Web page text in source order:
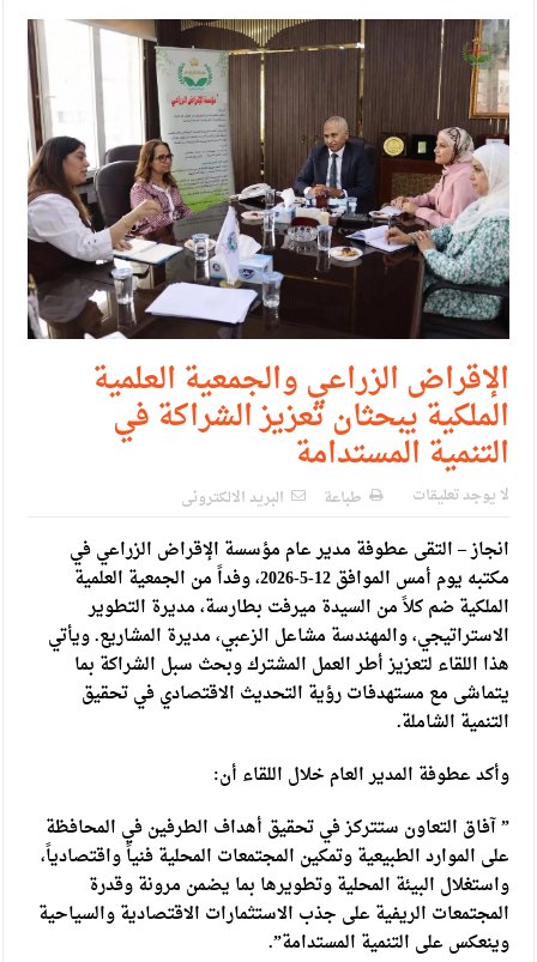
حزب التغيير يطلق فعاليات اعمال المدرسة الحزبية..صور
مدير مهرجان جرش.. نهج ميداني يؤمن بلغة الحوار والشراكة
الإقراض الزراعي والجمعية العلمية
الملكية يبحثان تعزيز الشراكة في
التنمية المستدامة
لا يوجد تعليقات طباعة البريد الالكترونى
انجاز – التقى عطوفة مدير عام مؤسسة الإقراض الزراعي في
مكتبه يوم أمس الموافق 12-5-2026، وفداً من الجمعية العلمية
الملكية ضم كلاً من السيدة ميرفت بطارسة، مديرة التطوير
الاستراتيجي، والمهندسة مشاعل الزعبي، مديرة المشاريع. ويأتي
هذا اللقاء لتعزيز أطر العمل المشترك وبحث سبل الشراكة بما
يتماشى مع مستهدفات رؤية التحديث الاقتصادي في تحقيق
التنمية الشاملة.
وأكد عطوفة المدير العام خلال اللقاء أن:
” آفاق التعاون ستتركز في تحقيق أهداف الطرفين في المحافظة
على الموارد الطبيعية وتمكين المجتمعات المحلية فنياً واقتصادياً،
واستغلال البيئة المحلية وتطويرها بما يضمن مرونة وقدرة
المجتمعات الريفية على جذب الاستثمارات الاقتصادية والسياحية
وينعكس على التنمية المستدامة”.